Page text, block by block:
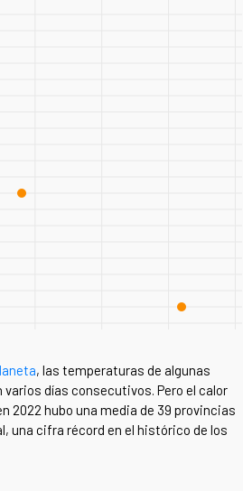
, las temperaturas de algunas
varios días consecutivos. Pero el calor
2022 hubo una media de 39 provincias
una cifra récord en el histórico de los